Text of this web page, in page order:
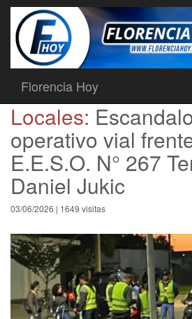
Florencia Hoy
Locales:
operativo vial
E.E.S.O. N° 267
Daniel Jukic
03/06/2026 | 1649 visitas